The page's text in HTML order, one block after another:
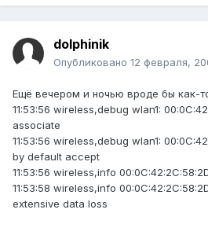
dolphinik
Опубликовано 12 февраля,
Ещё вечером и ночью вроде бы как-
11:53:56 wireless,debug wlan1:
associate
11:53:56 wireless,debug wlan1:
by default accept
11:53:56 wireless,info
11:53:58 wireless,info
extensive data loss